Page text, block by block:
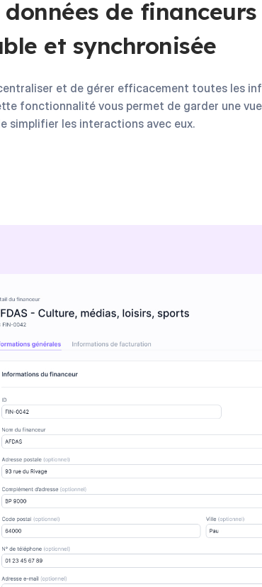
données de financeurs
et synchronisée
et de gérer efficacement toutes les
fonctionnalité vous permet de garder une
simplifier les interactions avec eux.